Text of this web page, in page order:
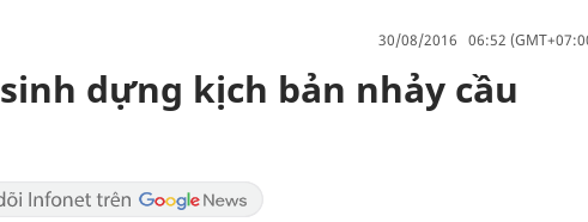
30/08/2016 06:52
dựng kịch bản nhảy cầu